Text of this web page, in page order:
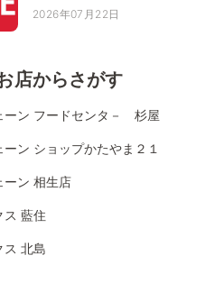
2026年07月22日
店からさがす
ーン フードセンタ－ 杉屋
ン ショップかたやま２１
ーン 相生店
ス 藍住
ス 北島